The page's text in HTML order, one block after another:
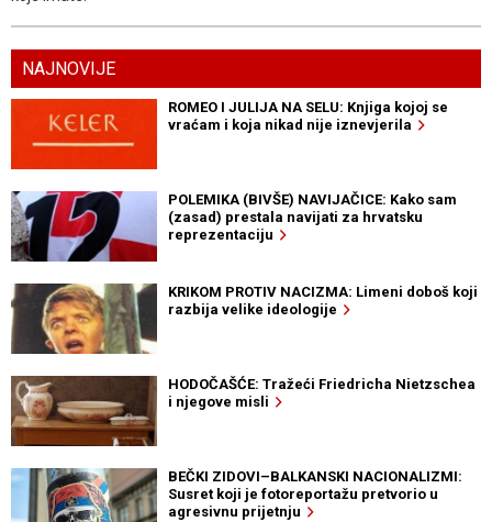
NAJNOVIJE
ROMEO I JULIJA NA SELU: Knjiga kojoj se
vraćam i koja nikad nije iznevjerila
POLEMIKA (BIVŠE) NAVIJAČICE: Kako sam
(zasad) prestala navijati za hrvatsku
reprezentaciju
KRIKOM PROTIV NACIZMA: Limeni doboš koji
razbija velike ideologije
HODOČAŠĆE: Tražeći Friedricha Nietzschea
i njegove misli
BEČKI ZIDOVI–BALKANSKI NACIONALIZMI:
Susret koji je fotoreportažu pretvorio u
agresivnu prijetnju